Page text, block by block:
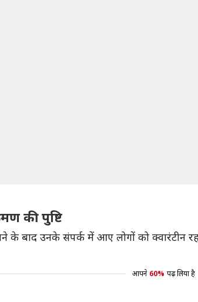
की पुष्टि
के बाद उनके संपर्क में आए लोगों को क्वारंटीन
आपने 60% पढ़ लिया है